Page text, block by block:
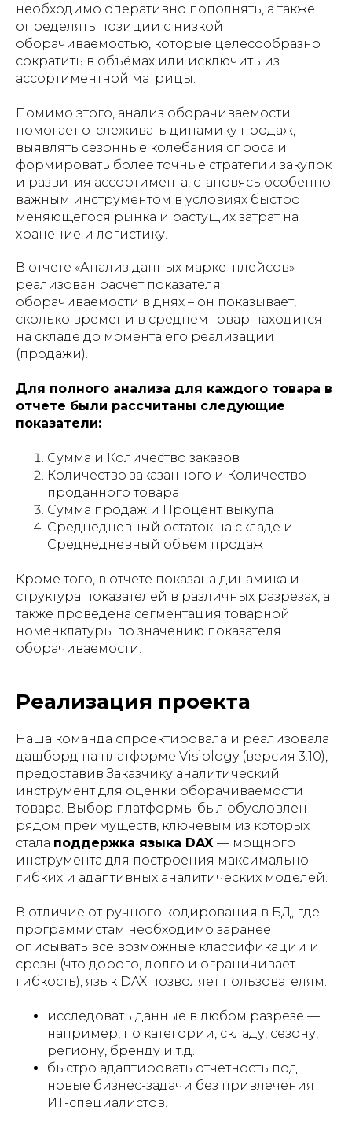
необходимо оперативно пополнять, а также
определять позиции с низкой
оборачиваемостью, которые целесообразно
сократить в объёмах или исключить из
ассортиментной матрицы.
Помимо этого, анализ оборачиваемости
помогает отслеживать динамику продаж,
выявлять сезонные колебания спроса и
формировать более точные стратегии закупок
и развития ассортимента, становясь особенно
важным инструментом в условиях быстро
меняющегося рынка и растущих затрат на
хранение и логистику.
В отчете «Анализ данных маркетплейсов»
реализован расчет показателя
оборачиваемости в днях – он показывает,
сколько времени в среднем товар находится
на складе до момента его реализации
(продажи).
Для полного анализа для каждого товара в
отчете были рассчитаны следующие
показатели:
Сумма и Количество заказов
Количество заказанного и Количество
проданного товара
Сумма продаж и Процент выкупа
Среднедневный остаток на складе и
Среднедневный объем продаж
Кроме того, в отчете показана динамика и
структура показателей в различных разрезах, а
также проведена сегментация товарной
номенклатуры по значению показателя
оборачиваемости.
Реализация проекта
Наша команда спроектировала и реализовала
дашборд на платформе Visiology (версия 3.10),
предоставив Заказчику аналитический
инструмент для оценки оборачиваемости
товара. Выбор платформы был обусловлен
рядом преимуществ, ключевым из которых
стала поддержка языка DAX — мощного
инструмента для построения максимально
гибких и адаптивных аналитических моделей.
В отличие от ручного кодирования в БД, где
программистам необходимо заранее
описывать все возможные классификации и
срезы (что дорого, долго и ограничивает
гибкость), язык DAX позволяет пользователям:
исследовать данные в любом разрезе —
например, по категории, складу, сезону,
региону, бренду и т.д.;
быстро адаптировать отчетность под
новые бизнес-задачи без привлечения
ИТ-специалистов.